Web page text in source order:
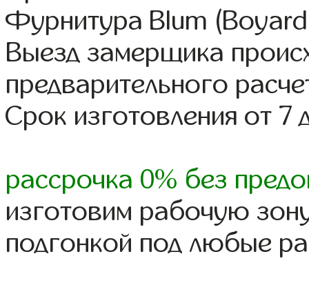
Фурнитура Blum
Выезд замерщика
предварительного
Срок изготовления от 7
рассрочка 0% без
изготовим рабочую
подгонкой под любые